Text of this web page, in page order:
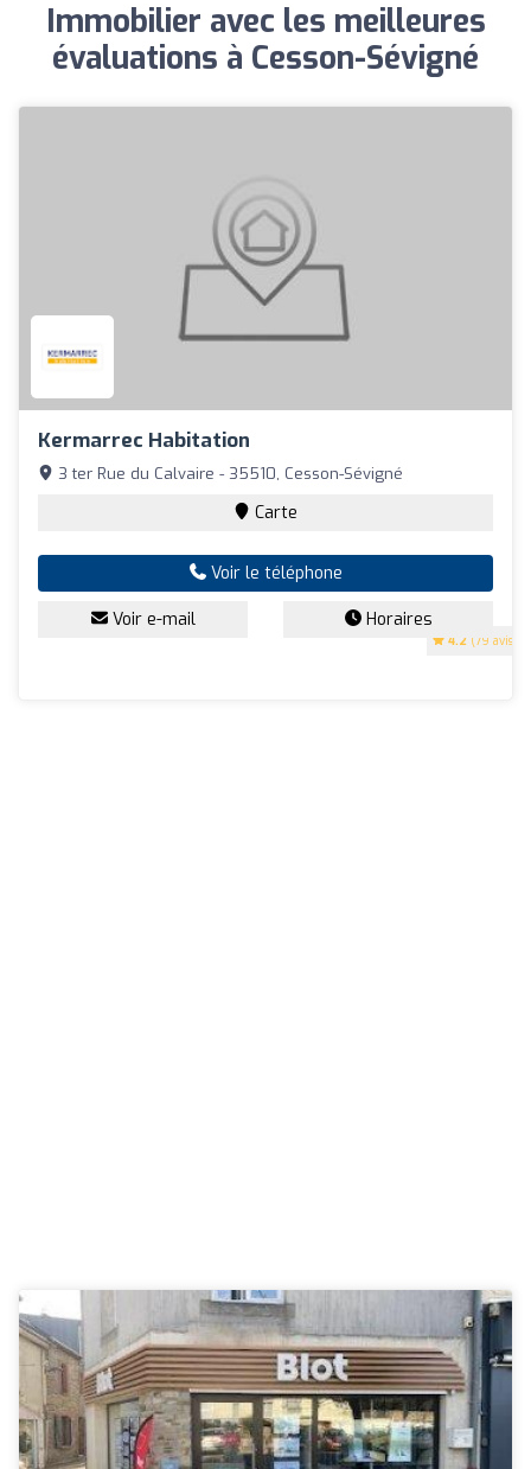
Immobilier avec les meilleures
évaluations à Cesson-Sévigné
Kermarrec Habitation
4.2 (79 avis)
3 ter Rue du Calvaire - 35510, Cesson-Sévigné
Carte
Voir le téléphone
Voir e-mail Horaires